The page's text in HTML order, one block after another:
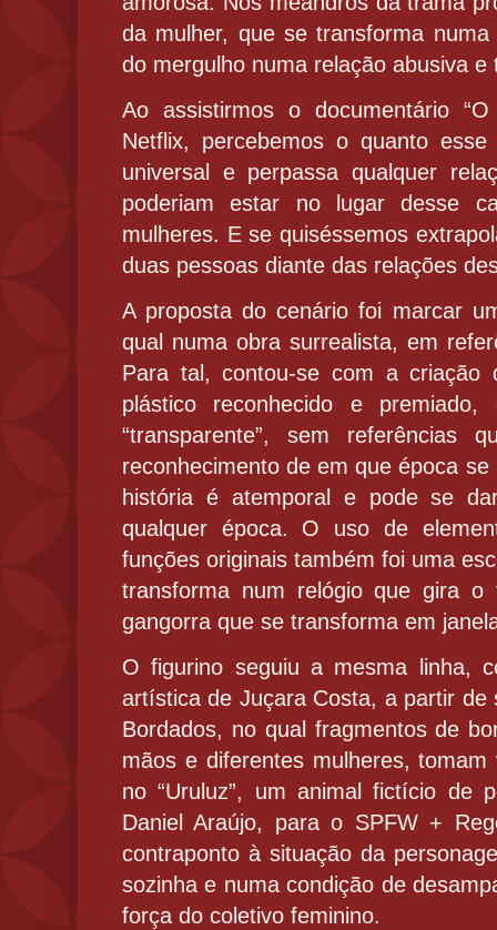
da mulher, que se transforma
do mergulho numa relação abusiva e
Ao assistirmos o documentário
Netflix, percebemos o quanto
universal e perpassa qualquer
poderiam estar no lugar desse
mulheres. E se quiséssemos
duas pessoas diante das relações
A proposta do cenário foi marcar
qual numa obra surrealista, em
Para tal, contou-se com a criação
plástico reconhecido e
“transparente”, sem referências
reconhecimento de em que época
história é atemporal e pode se
qualquer época. O uso de
funções originais também foi uma
transforma num relógio que gira o
gangorra que se transforma em
O figurino seguiu a mesma linha,
artística de Juçara Costa, a partir de
Bordados, no qual fragmentos de
mãos e diferentes mulheres,
no “Uruluz”, um animal fictício de
Daniel Araújo, para o SPFW +
contraponto à situação da
sozinha e numa condição de
força do coletivo feminino.